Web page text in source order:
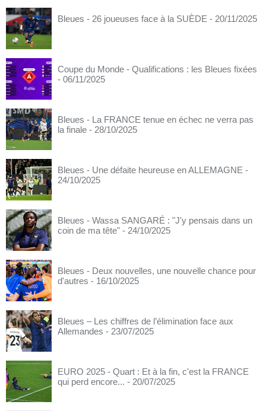
Bleues - 26 joueuses face à la SUÈDE - 20/11/2025
Coupe du Monde - Qualifications : les Bleues fixées
- 06/11/2025
Bleues - La FRANCE tenue en échec ne verra pas
la finale - 28/10/2025
Bleues - Une défaite heureuse en ALLEMAGNE -
24/10/2025
Bleues - Wassa SANGARÉ : "J'y pensais dans un
coin de ma tête" - 24/10/2025
Bleues - Deux nouvelles, une nouvelle chance pour
d'autres - 16/10/2025
Bleues – Les chiffres de l’élimination face aux
Allemandes - 23/07/2025
EURO 2025 - Quart : Et à la fin, c'est la FRANCE
qui perd encore... - 20/07/2025